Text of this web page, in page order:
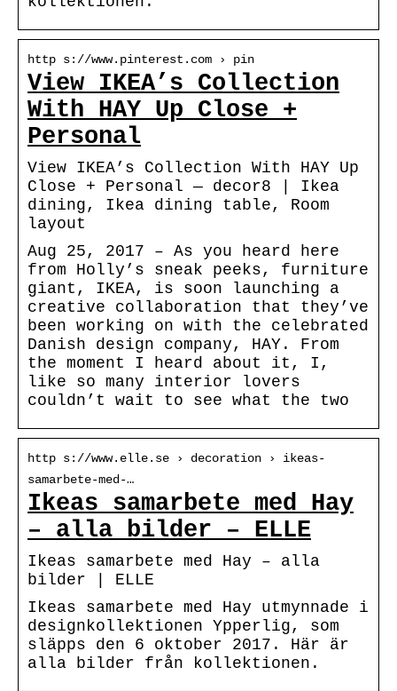
http s://www.pinterest.com › pin
View IKEA’s Collection
With HAY Up Close +
Personal
View IKEA’s Collection With HAY Up
Close + Personal — decor8 | Ikea
dining, Ikea dining table, Room
layout
Aug 25, 2017 – As you heard here
from Holly’s sneak peeks, furniture
giant, IKEA, is soon launching a
creative collaboration that they’ve
been working on with the celebrated
Danish design company, HAY. From
the moment I heard about it, I,
like so many interior lovers
couldn’t wait to see what the two
http s://www.elle.se › decoration › ikeas-
samarbete-med-…
Ikeas samarbete med Hay
– alla bilder – ELLE
Ikeas samarbete med Hay – alla
bilder | ELLE
Ikeas samarbete med Hay utmynnade i
designkollektionen Ypperlig, som
släpps den 6 oktober 2017. Här är
alla bilder från kollektionen.